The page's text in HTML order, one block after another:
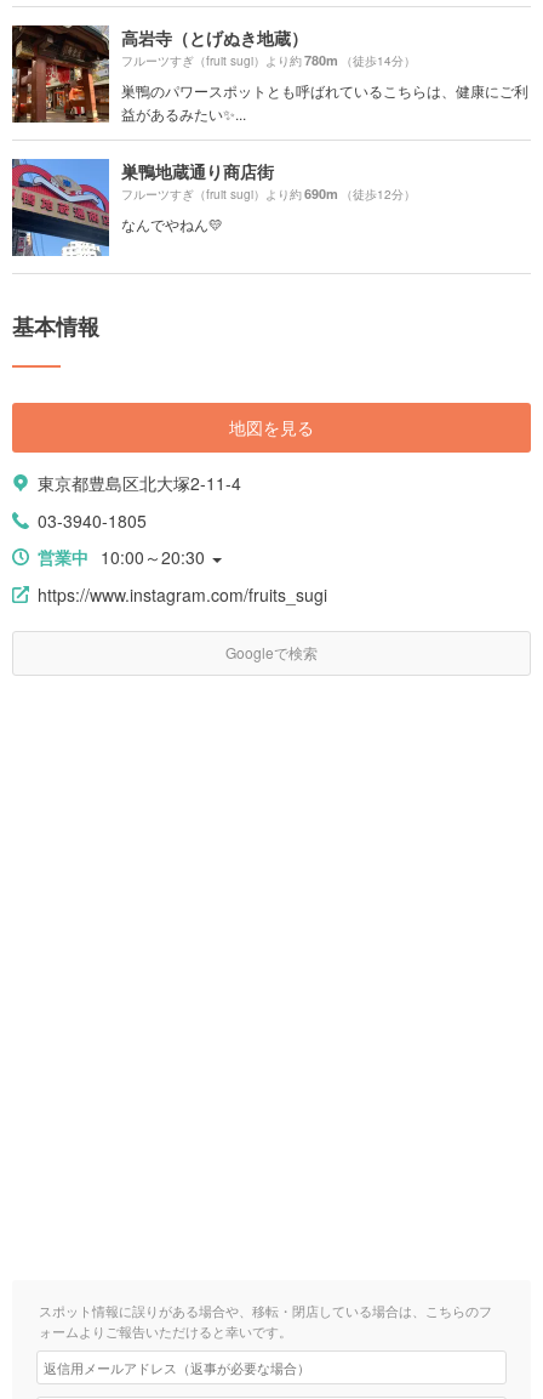
高岩寺（とげぬき地蔵）
フルーツすぎ（fruit sugi）より約780m （徒歩14分）
巣鴨のパワースポットとも呼ばれているこちらは、健康にご利
益があるみたい✨...
巣鴨地蔵通り商店街
フルーツすぎ（fruit sugi）より約690m （徒歩12分）
なんでやねん💛
基本情報
地図を見る
東京都豊島区北大塚2-11-4
03-3940-1805
営業中 10:00～20:30
https://www.instagram.com/fruits_sugi
Googleで検索
スポット情報に誤りがある場合や、移転・閉店している場合は、こちらのフ
ォームよりご報告いただけると幸いです。